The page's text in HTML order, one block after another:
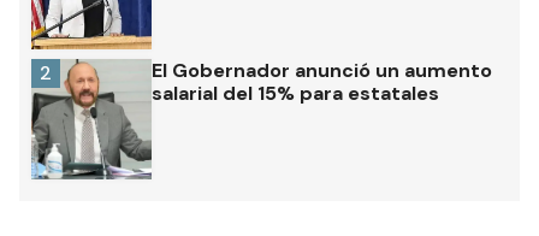
El Gobernador anunció un aumento
salarial del 15% para estatales
2